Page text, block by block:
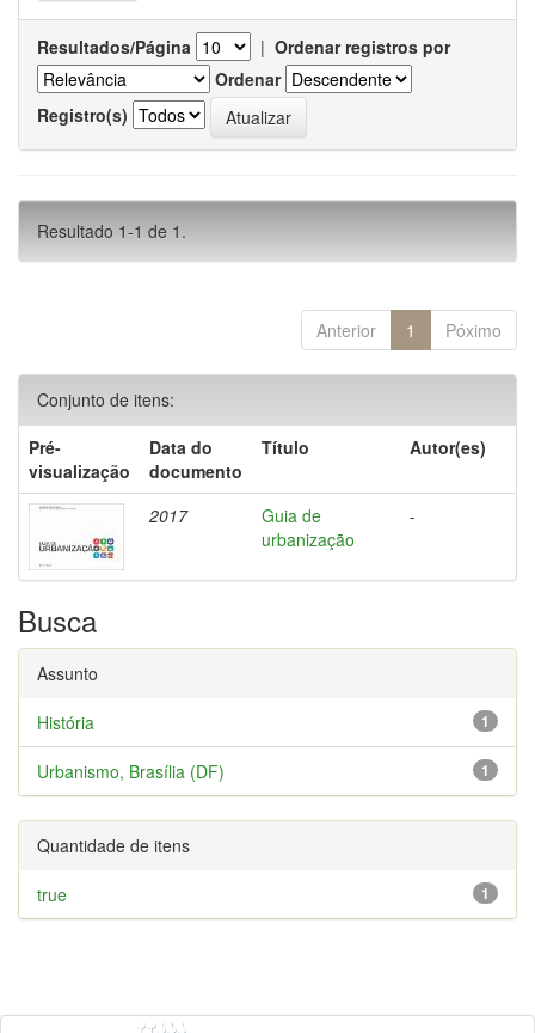
Resultados/Página | Ordenar registros por
Ordenar
Registro(s)
Resultado 1-1 de 1.
Anterior 1 Póximo
Conjunto de itens:
Pré-
visualização
Data do
documento
Título Autor(es)
2017
Guia de
urbanização
-
Busca
Assunto
1
História
1
Urbanismo, Brasília (DF)
Quantidade de itens
1
true